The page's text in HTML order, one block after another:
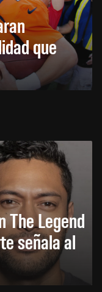
que
The Legend
señala al